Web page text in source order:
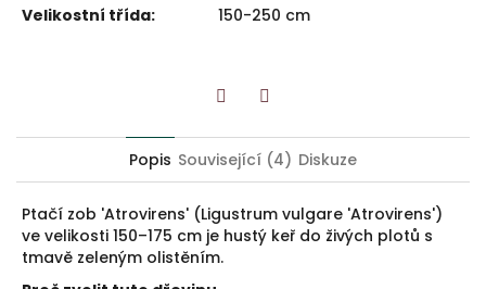
Velikostní třída: 150-250 cm
Popis Související (4) Diskuze
Ptačí zob 'Atrovirens' (Ligustrum vulgare 'Atrovirens')
ve velikosti 150–175 cm je hustý keř do živých plotů s
tmavě zeleným olistěním.